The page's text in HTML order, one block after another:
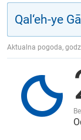
JAKOŚĆ
Aktualna pogoda,